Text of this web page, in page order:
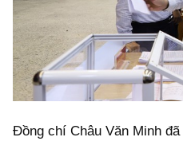
Đồng chí Châu Văn Minh